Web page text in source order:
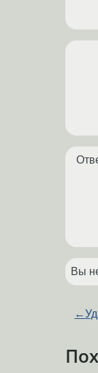
Вы
←